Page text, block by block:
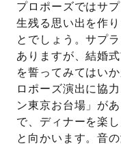
プロポーズではサ
生残る思い出を作
とでしょう。サプ
ありますが、結婚
を誓ってみてはい
ロポーズ演出に協
ン東京お台場」が
で、ディナーを楽
と向かいます。音